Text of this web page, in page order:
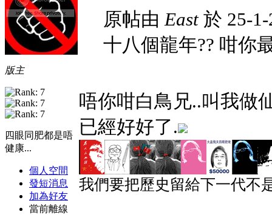
版主
四眼同肥都是唔
健康...
個人空間
發短消息
加為好友
當前離線
原帖由East於 25-1-
十八個龍年?? 咁你
唔你咁白鳥兄..叫我做
已經好好了.
我們要把歷史留給下一代不